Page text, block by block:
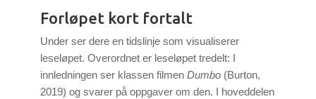
Forløpet kort fortalt
Under ser dere en tidslinje som visualiserer
leseløpet. Overordnet er leseløpet tredelt: I
innledningen ser klassen filmenDumbo (Burton,
2019) og svarer på oppgaver om den. I hoveddelen